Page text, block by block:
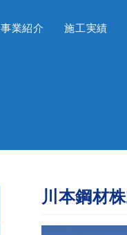
事業紹介 施工実績
川本鋼材